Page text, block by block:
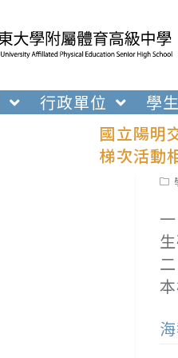
行政單位 學
國立陽明
梯次活動